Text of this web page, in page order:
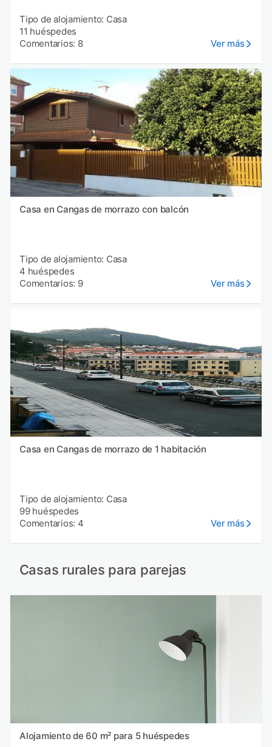
Tipo de alojamiento: Casa
11 huéspedes
Comentarios: 8
Ver más
Casa en Cangas de morrazo con balcón
Tipo de alojamiento: Casa
4 huéspedes
Comentarios: 9
Ver más
Casa en Cangas de morrazo de 1 habitación
Tipo de alojamiento: Casa
99 huéspedes
Comentarios: 4
Ver más
Casas rurales para parejas
Alojamiento de 60 m² para 5 huéspedes